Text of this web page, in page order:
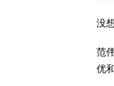
没
范
优